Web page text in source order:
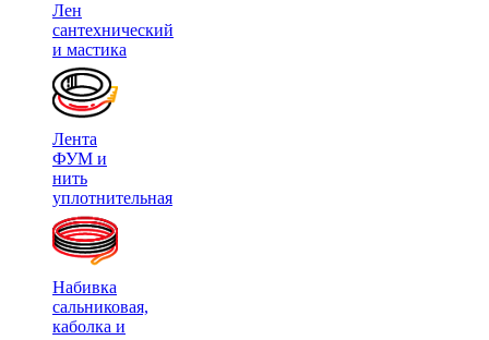
Лен
сантехнический
и мастика
Лента
ФУМ и
нить
уплотнительная
Набивка
сальниковая,
каболка и